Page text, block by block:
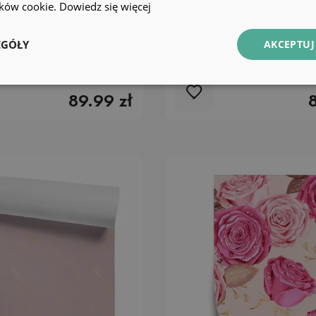
zwierzęta
89.99 zł
Tapeta Delikatne
cookie. Dowiedz się więcej